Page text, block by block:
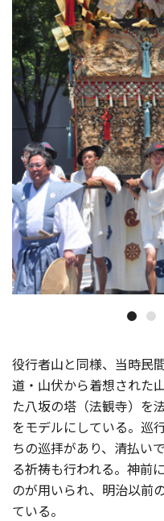
役行者山と同様、当時民
道・山伏から着想された
た八坂の塔（法観寺）を
をモデルにしている。巡
ちの巡拝があり、清払い
る祈祷も行われる。神前
のが用いられ、明治以前
ている。